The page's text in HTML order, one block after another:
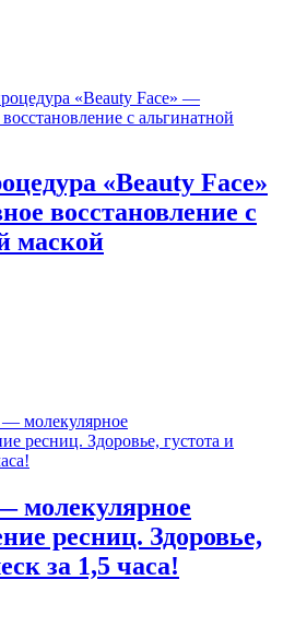
«Beauty Face»
восстановление с
маской
молекулярное
ресниц. Здоровье,
за 1,5 часа!